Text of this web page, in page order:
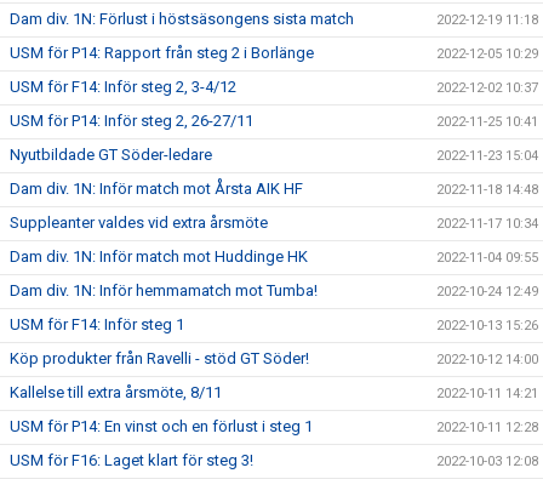
Dam div. 1N: Förlust i höstsäsongens sista match 2022-12-19 11:18
USM för P14: Rapport från steg 2 i Borlänge 2022-12-05 10:29
USM för F14: Inför steg 2, 3-4/12 2022-12-02 10:37
USM för P14: Inför steg 2, 26-27/11 2022-11-25 10:41
Nyutbildade GT Söder-ledare 2022-11-23 15:04
Dam div. 1N: Inför match mot Årsta AIK HF 2022-11-18 14:48
Suppleanter valdes vid extra årsmöte 2022-11-17 10:34
Dam div. 1N: Inför match mot Huddinge HK 2022-11-04 09:55
Dam div. 1N: Inför hemmamatch mot Tumba! 2022-10-24 12:49
USM för F14: Inför steg 1 2022-10-13 15:26
Köp produkter från Ravelli - stöd GT Söder! 2022-10-12 14:00
Kallelse till extra årsmöte, 8/11 2022-10-11 14:21
USM för P14: En vinst och en förlust i steg 1 2022-10-11 12:28
USM för F16: Laget klart för steg 3! 2022-10-03 12:08